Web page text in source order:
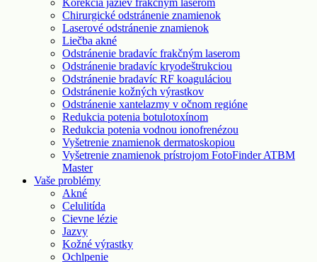
Chirurgické odstránenie znamienok
Laserové odstránenie znamienok
Liečba akné
Odstránenie bradavíc frakčným laserom
Odstránenie bradavíc kryodeštrukciou
Odstránenie bradavíc RF koaguláciou
Odstránenie kožných výrastkov
Odstránenie xantelazmy v očnom regióne
Redukcia potenia botulotoxínom
Redukcia potenia vodnou ionofrenézou
Vyšetrenie znamienok dermatoskopiou
Vyšetrenie znamienok prístrojom FotoFinder ATBM
Master
Vaše problémy
Akné
Celulitída
Cievne lézie
Jazvy
Kožné výrastky
Ochlpenie